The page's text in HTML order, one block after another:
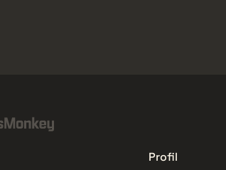
Profil